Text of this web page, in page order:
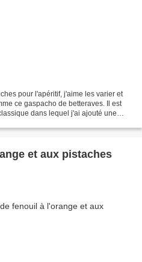
pour l'apéritif, j'aime les varier et
ce gaspacho de betteraves. Il est
dans lequel j'ai ajouté une
et aux pistaches